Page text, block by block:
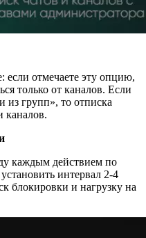
отмечаете эту опцию,
только от каналов. Если
из групп», то отписка
каналов.
каждым действием по
интервал 2-4
блокировки и нагрузку на